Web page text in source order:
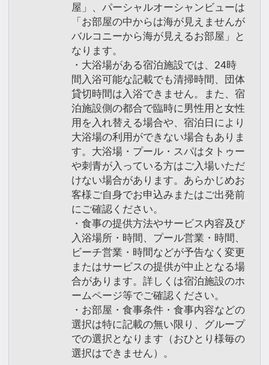
屋」、パーシャルオーシャンビューは
「お部屋の中からは海が見えませんが
バルコニーから海が見えるお部屋」と
なります。
・大浴場がある宿泊施設では、24時
間入浴可能な記載でも清掃時間、団体
貸切時間は入浴できません。また、宿
泊施設側の都合で臨時に男性用と女性
用を入れ替える場合や、宿泊日により
大浴場の利用ができない場合もありま
す。大浴場・プール・スパはタトゥー
や刺青が入っている方はご入場いただ
けない場合があります。あらかじめお
客様ご自身でお申込みまたはご出発前
にご確認ください。
・食事の提供方法やサービス内容及び
入浴場所・時間、プール営業・時間、
ビーチ営業・時間などが予告なく変更
またはサービスの提供が中止となる場
合があります。詳しくは宿泊施設のホ
ームページ等でご確認ください。
・お部屋・食事条件・食事内容などの
選択は特に記載の無い限り、グループ
での選択となります（おひとり様毎の
選択はできません）。